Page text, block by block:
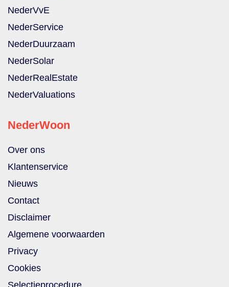
NederVvE
NederService
NederDuurzaam
NederSolar
NederRealEstate
NederValuations
NederWoon
Over ons
Klantenservice
Nieuws
Contact
Disclaimer
Algemene voorwaarden
Privacy
Cookies